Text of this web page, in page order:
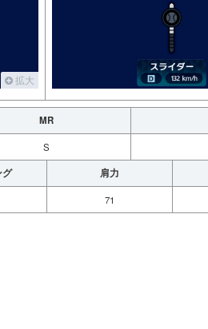
拡大
MR
S
グ 肩力
71